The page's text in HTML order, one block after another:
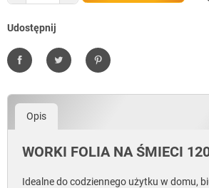
Udostępnij
UdostępnijTweetujPinterest
Opis
WORKI FOLIA NA ŚMIECI
Idealne do codziennego użytku w domu,